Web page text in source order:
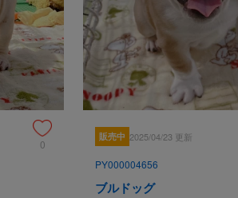
ーな性格です。
ドリーで明るい性格です。
攻撃性や無駄吠えはございません。
・駆虫・健康診断済ませております。トイレ
妹犬と一緒に過ごし、社会性を身につけてお
0
販売中 2025/04/23 更新
PY000004656
ブルドッグ